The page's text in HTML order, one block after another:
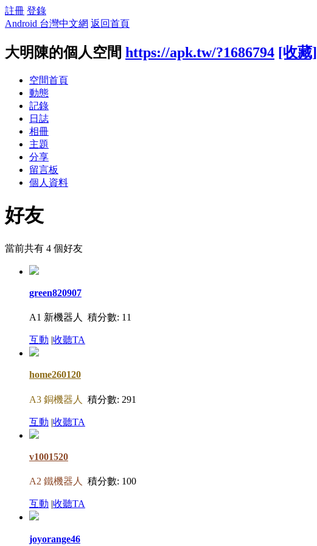
註冊 登錄
Android 台灣中文網 返回首頁
大明陳的個人空間 https://apk.tw/?1686794 [收藏]
空間首頁
動態
記錄
日誌
相冊
主題
分享
留言板
個人資料
好友
當前共有 4 個好友
green820907
A1 新機器人 積分數: 11
互動 |收聽TA
home260120
A3 銅機器人 積分數: 291
互動 |收聽TA
v1001520
A2 鐵機器人 積分數: 100
互動 |收聽TA
joyorange46